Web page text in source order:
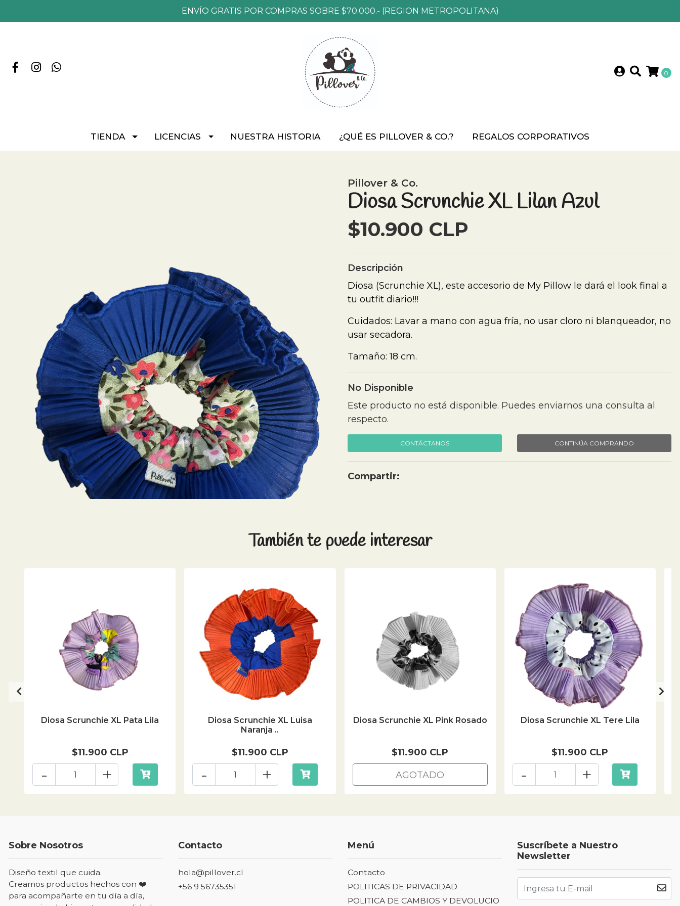
ENVÍO GRATIS POR COMPRAS SOBRE $70.000.- (REGION METROPOLITANA)
0
TIENDA LICENCIAS NUESTRA HISTORIA ¿QUÉ ES PILLOVER & CO.? REGALOS CORPORATIVOS
Pillover & Co.
Diosa Scrunchie XL Lilan Azul
$10.900 CLP
Descripción
Diosa (Scrunchie XL), este accesorio de My Pillow le dará el look final a
tu outfit diario!!!
Cuidados: Lavar a mano con agua fría, no usar cloro ni blanqueador, no
usar secadora.
Tamaño: 18 cm.
No Disponible
Este producto no está disponible. Puedes enviarnos una consulta al
respecto.
CONTÁCTANOS CONTINÚA COMPRANDO
Compartir:
También te puede interesar
Diosa Scrunchie XL Pata Lila
$11.900 CLP
+
-
Diosa Scrunchie XL Luisa
Naranja ..
$11.900 CLP
+
-
Diosa Scrunchie XL Pink Rosado
$11.900 CLP
AGOTADO
Diosa Scrunchie XL Tere Lila
$11.900 CLP
+
-
Sobre Nosotros
Diseño textil que cuida.
Creamos productos hechos con ❤️
para acompañarte en tu día a día,
Contacto
hola@pillover.cl
+56 9 56735351
Menú
Contacto
POLITICAS DE PRIVACIDAD
POLITICA DE CAMBIOS Y DEVOLUCIO
Suscríbete a Nuestro
Newsletter